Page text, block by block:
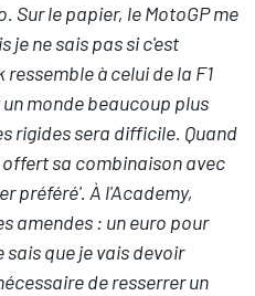
Sur le papier, le MotoGP me
je ne sais pas si c'est
à celui de la F1
monde beaucoup plus
rigides sera difficile. Quand
sa combinaison avec
préféré'. À l'Academy,
amendes : un euro pour
que je vais devoir
de resserrer un